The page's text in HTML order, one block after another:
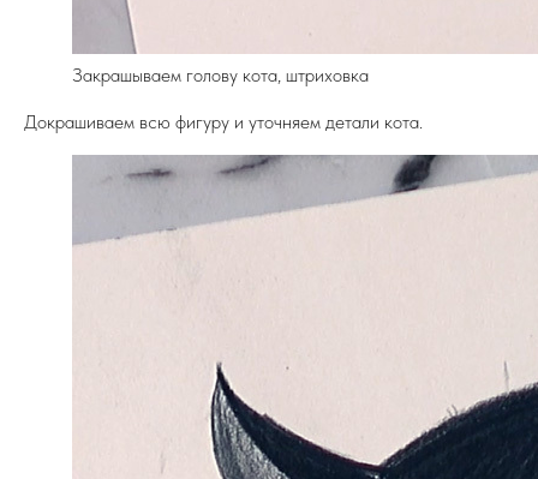
Закрашываем голову кота, штриховка
Докрашиваем всю фигуру и уточняем детали кота.